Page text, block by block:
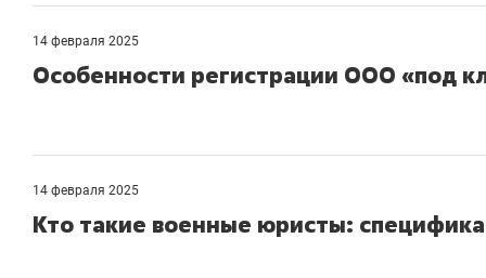
14 февраля 2025
Особенности регистрации ООО «под
14 февраля 2025
Кто такие военные юристы: